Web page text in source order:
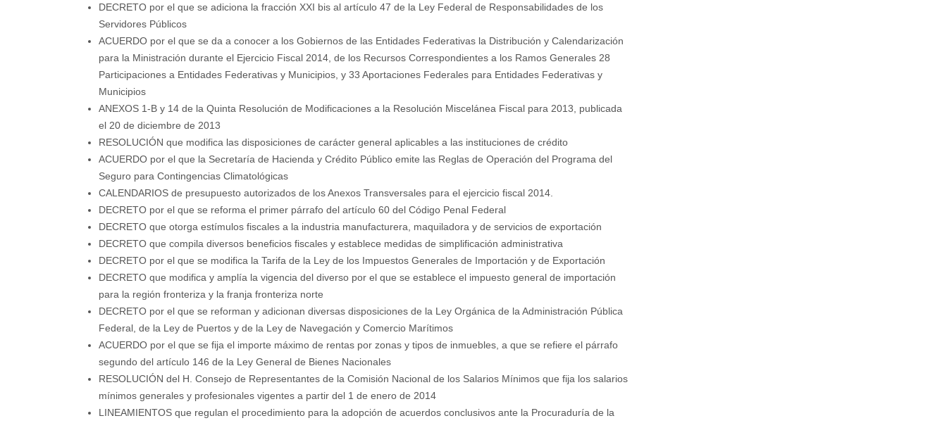
DECRETO por el que se adiciona la fracción XXI bis al artículo 47 de la Ley Federal de Responsabilidades de los
Servidores Públicos
ACUERDO por el que se da a conocer a los Gobiernos de las Entidades Federativas la Distribución y Calendarización
para la Ministración durante el Ejercicio Fiscal 2014, de los Recursos Correspondientes a los Ramos Generales 28
Participaciones a Entidades Federativas y Municipios, y 33 Aportaciones Federales para Entidades Federativas y
Municipios
ANEXOS 1-B y 14 de la Quinta Resolución de Modificaciones a la Resolución Miscelánea Fiscal para 2013, publicada
el 20 de diciembre de 2013
RESOLUCIÓN que modifica las disposiciones de carácter general aplicables a las instituciones de crédito
ACUERDO por el que la Secretaría de Hacienda y Crédito Público emite las Reglas de Operación del Programa del
Seguro para Contingencias Climatológicas
CALENDARIOS de presupuesto autorizados de los Anexos Transversales para el ejercicio fiscal 2014.
DECRETO por el que se reforma el primer párrafo del artículo 60 del Código Penal Federal
DECRETO que otorga estímulos fiscales a la industria manufacturera, maquiladora y de servicios de exportación
DECRETO que compila diversos beneficios fiscales y establece medidas de simplificación administrativa
DECRETO por el que se modifica la Tarifa de la Ley de los Impuestos Generales de Importación y de Exportación
DECRETO que modifica y amplía la vigencia del diverso por el que se establece el impuesto general de importación
para la región fronteriza y la franja fronteriza norte
DECRETO por el que se reforman y adicionan diversas disposiciones de la Ley Orgánica de la Administración Pública
Federal, de la Ley de Puertos y de la Ley de Navegación y Comercio Marítimos
ACUERDO por el que se fija el importe máximo de rentas por zonas y tipos de inmuebles, a que se refiere el párrafo
segundo del artículo 146 de la Ley General de Bienes Nacionales
RESOLUCIÓN del H. Consejo de Representantes de la Comisión Nacional de los Salarios Mínimos que fija los salarios
mínimos generales y profesionales vigentes a partir del 1 de enero de 2014
LINEAMIENTOS que regulan el procedimiento para la adopción de acuerdos conclusivos ante la Procuraduría de la